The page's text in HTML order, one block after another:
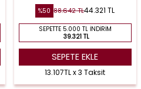
%50 88.642TL44.321 TL
SEPETTE 5.000 TL İNDIRIM
39.321 TL
SEPETE EKLE
13.107TL x 3 Taksit